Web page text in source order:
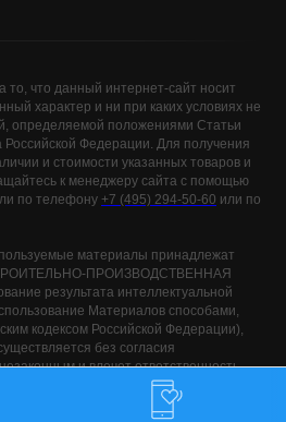
что данный интернет-сайт носит
характер и ни при каких условиях не
определяемой положениями Статьи
Российской Федерации. Для получения
и стоимости указанных товаров и
к менеджеру сайта с помощью
по телефону +7 (495) 294-50-60 или по
материалы принадлежат
ПРОИЗВОДСТВЕННАЯ
результата интеллектуальной
Материалов способами,
кодексом Российской Федерации),
без согласия
и влечет ответственность,
Российской Федерации и
случаев предусмотренных